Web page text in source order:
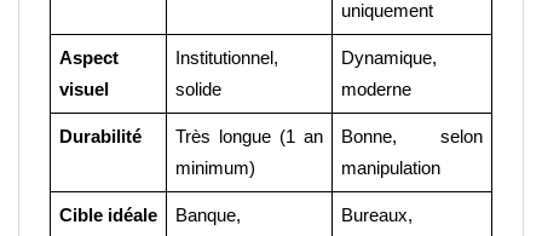
uniquement
Aspect
visuel
Institutionnel,
solide
Dynamique,
moderne
Durabilité
Très longue (1 an
minimum)
Bonne, selon
manipulation
Cible idéale
Banque,
Bureaux,